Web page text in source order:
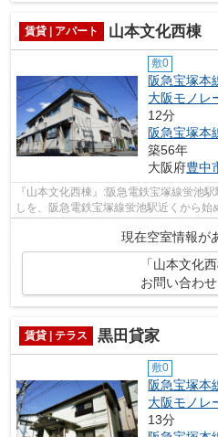
賃貸 | アパート 山本文化西棟
敷0
阪急宝塚本
大阪モノレ
12分
阪急宝塚本
築56年
大阪府豊中
『山本文化西棟』:阪急電鉄宝塚線蛍池
しを、阪急電鉄宝塚線蛍池駅近くから始
アサヒ不動産相談室にさせて下さいま...
現在空室情報が
「山本文化
お問い合わ
賃貸 | テラス 黒田貸家
敷0
阪急宝塚本
大阪モノレ
13分